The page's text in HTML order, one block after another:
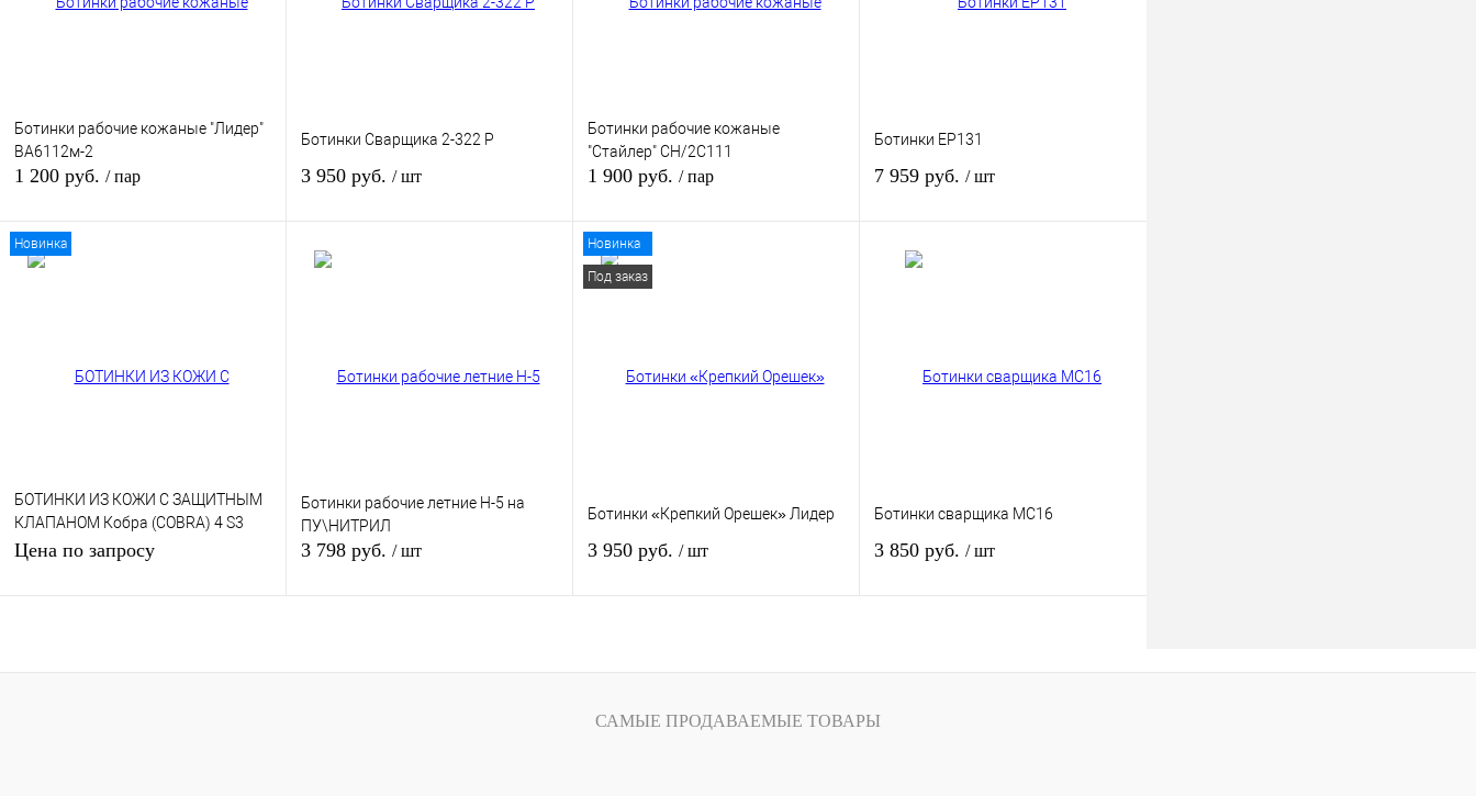
Ботинки рабочие кожаные "Лидер"
ВА6112м-2
1 200 руб. / пар
наличии
Ботинки Сварщика 2-322 Р
3 950 руб. / шт
наличии
Ботинки рабочие кожаные
"Стайлер" CH/2C111
1 900 руб. / пар
наличии
Ботинки EP131
7 959 руб. / шт
наличии
Новинка
БОТИНКИ ИЗ КОЖИ С ЗАЩИТНЫМ
КЛАПАНОМ Кобра (COBRA) 4 S3
SRC
Цена по запросу
Ботинки рабочие летние Н-5 на
ПУ\НИТРИЛ
3 798 руб. / шт
Новинка
Под заказ
Ботинки «Крепкий Орешек» Лидер
3 950 руб. / шт
В избранное Под заказ
Ботинки сварщика МС16
3 850 руб. / шт
САМЫЕ ПРОДАВАЕМЫЕ ТОВАРЫ